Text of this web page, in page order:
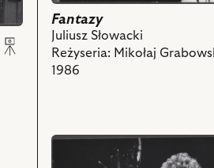
Mielech
i
powiązanych
z
nim
Fantazy
Juliusz Słowacki
Reżyseria: Mikołaj
1986
przejdź
do